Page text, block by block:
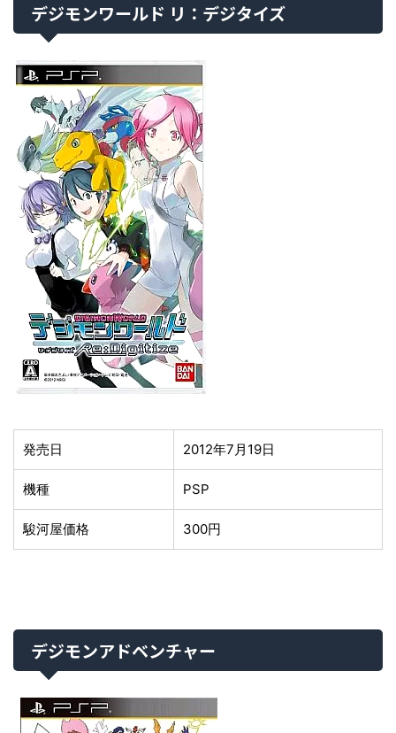
デジモンワールド リ：デジタイズ
発売日 2012年7月19日
機種 PSP
駿河屋価格 300円
デジモンアドベンチャー